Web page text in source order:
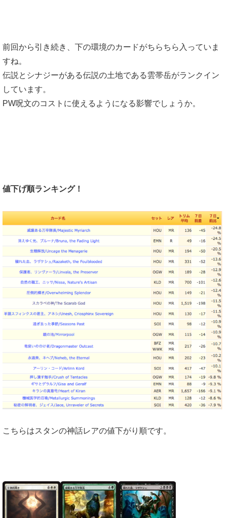
前回から引き続き、下の環境のカードがちらちら入っていま
すね。
伝説とシナジーがある伝説の土地である雲帯岳がランクイン
しています。
PW呪文のコストに使えるようになる影響でしょうか。
値下げ順ランキング！
こちらはスタンの神話レアの値下がり順です。